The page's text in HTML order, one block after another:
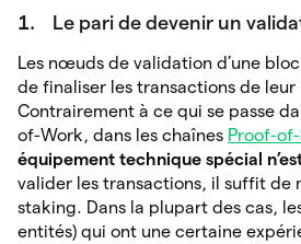
1. Le pari de devenir un
Les nœuds de validation d’une
de finaliser les transactions de leur
Contrairement à ce qui se passe
of-Work, dans les chaînes Proof-
équipement technique spécial
valider les transactions, il suffit de
staking. Dans la plupart des cas,
entités) qui ont une certaine